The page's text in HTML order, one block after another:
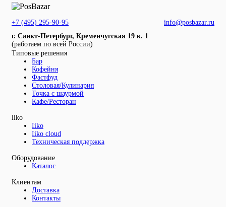
+7 (495) 295-90-95
info@posbazar.ru
г. Санкт-Петербург, Кременчугская 19 к. 1
(работаем по всей России)
Типовые решения
Бар
Кофейня
Фастфуд
Столовая/Кулинария
Точка с шаурмой
Кафе/Ресторан
liko
Iiko
Iiko cloud
Техническая поддержка
Оборудование
Каталог
Клиентам
Доставка
Контакты